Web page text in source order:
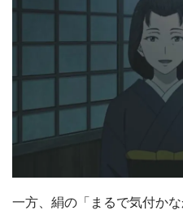
一方、絹の「まるで気付か